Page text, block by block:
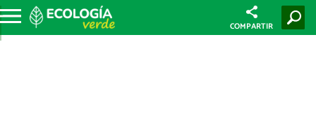
COMPARTIR